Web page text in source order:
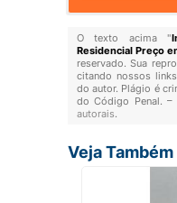
O texto acima "
Residencial Preço
reservado. Sua
citando nossos
do autor. Plágio é
do Código Penal. –
autorais.
Veja Também